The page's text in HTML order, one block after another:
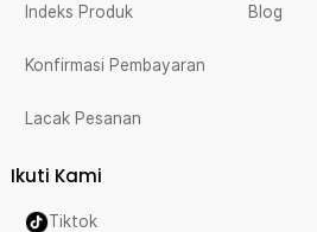
Indeks Produk
Konfirmasi Pembayaran
Lacak Pesanan
Blog
Ikuti Kami
Tiktok